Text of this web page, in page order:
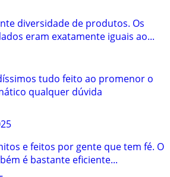
diversidade de produtos. Os
eram exatamente iguais ao...
tudo feito ao promenor o
qualquer dúvida
e feitos por gente que tem fé. O
é bastante eficiente...